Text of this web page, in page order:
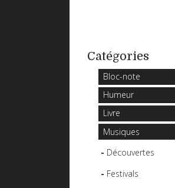
Catégories
Bloc-note
Humeur
Livre
Musiques
Découvertes
Festivals